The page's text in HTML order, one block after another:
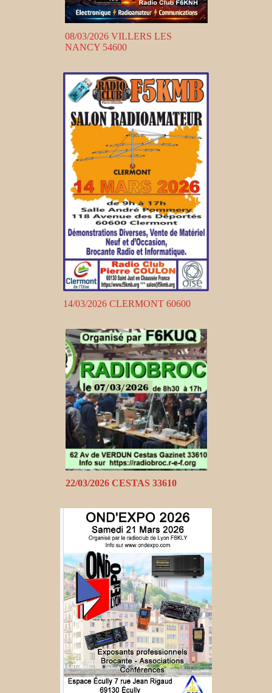
08/03/2026 VILLERS LES
NANCY 54600
14/03/2026 CLERMONT 60600
22/03/2026 CESTAS 33610